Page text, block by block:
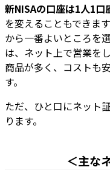
新NISAの口座は1人1口
を変えることもできま
から一番よいところを
は、ネット上で営業を
商品が多く、コストも
す。
ただ、ひと口にネット
ります。
＜主な